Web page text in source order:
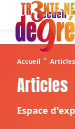
Accueil
Accueil ° Articles
Articles
Espace